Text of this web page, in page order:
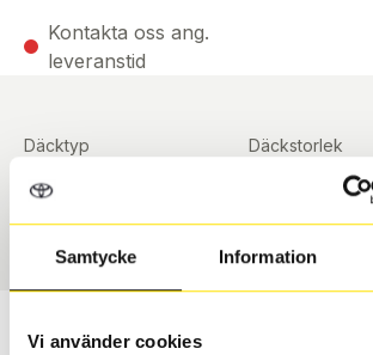
Samtycke Information
Vi använder cookies
Kontakta oss ang.
leveranstid
Däcktyp Däckstorlek
165/70 R 14
Art nummer
90365
Passar detta däck min bil?